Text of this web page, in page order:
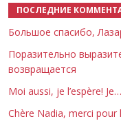
ПОСЛЕДНИЕ
Большое спасибо,
Поразительно
возвращается
Moi aussi, je l’espère! Je…
Chère Nadia, merci pour